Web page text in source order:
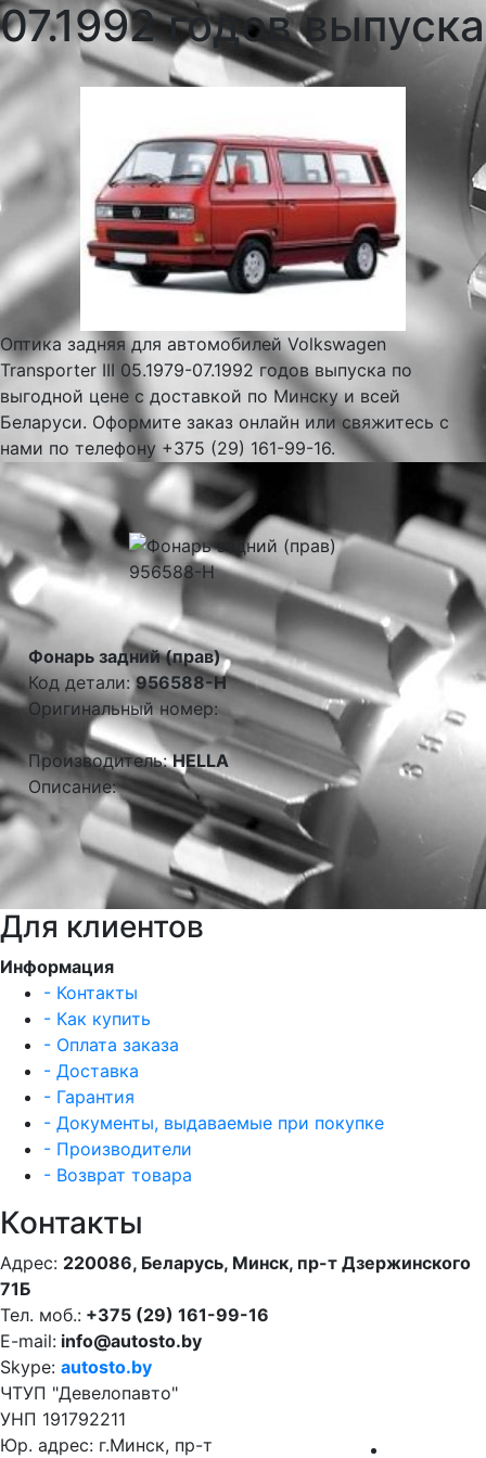
07.1992 годов выпуска
Оптика задняя для автомобилей Volkswagen
Transporter III 05.1979-07.1992 годов выпуска по
выгодной цене с доставкой по Минску и всей
Беларуси. Оформите заказ онлайн или свяжитесь с
нами по телефону +375 (29) 161-99-16.
Фонарь задний (прав)
Код детали:956588-H
Оригинальный номер:
Производитель:HELLA
Описание:
Для клиентов
Информация
- Контакты
- Как купить
- Оплата заказа
- Доставка
- Гарантия
- Документы, выдаваемые при покупке
- Производители
- Возврат товара
Контакты
Адрес: 220086, Беларусь, Минск, пр-т Дзержинского
71Б
Тел. моб.: +375 (29) 161-99-16
E-mail: info@autosto.by
Skype: autosto.by
ЧТУП "Девелопавто"
УНП 191792211
Юр. адрес: г.Минск, пр-т